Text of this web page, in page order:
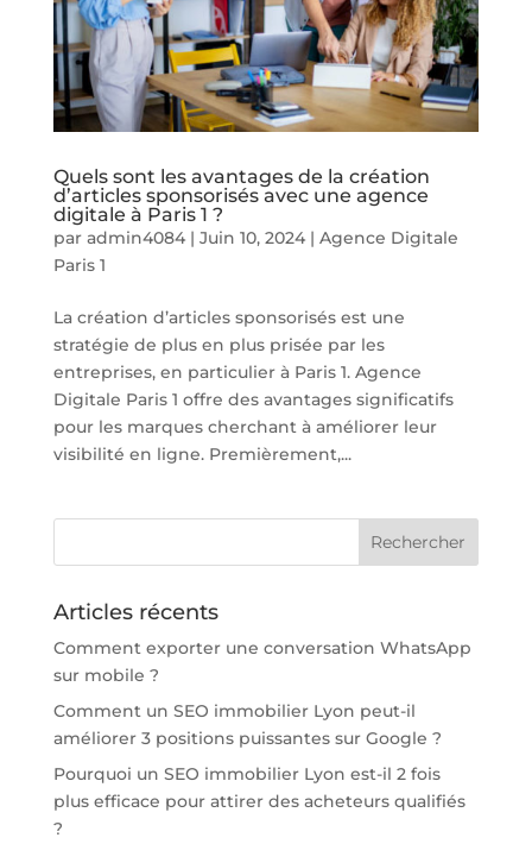
Quels sont les avantages de la création
d’articles sponsorisés avec une agence
digitale à Paris 1 ?
par admin4084| Juin 10, 2024| Agence Digitale
Paris 1
La création d’articles sponsorisés est une
stratégie de plus en plus prisée par les
entreprises, en particulier à Paris 1. Agence
Digitale Paris 1 offre des avantages significatifs
pour les marques cherchant à améliorer leur
visibilité en ligne. Premièrement,...
Articles récents
Comment exporter une conversation WhatsApp
sur mobile ?
Comment un SEO immobilier Lyon peut-il
améliorer 3 positions puissantes sur Google ?
Pourquoi un SEO immobilier Lyon est-il 2 fois
plus efficace pour attirer des acheteurs qualifiés
?